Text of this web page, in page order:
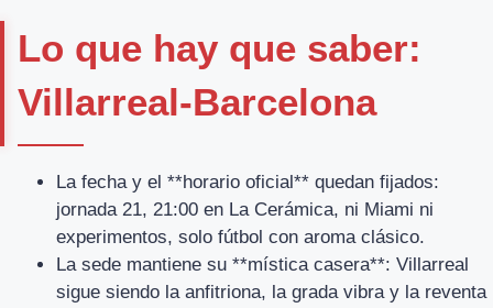
Lo que hay que saber:
Villarreal-Barcelona
La fecha y el **horario oficial** quedan fijados:
jornada 21, 21:00 en La Cerámica, ni Miami ni
experimentos, solo fútbol con aroma clásico.
La sede mantiene su **mística casera**: Villarreal
sigue siendo la anfitriona, la grada vibra y la reventa